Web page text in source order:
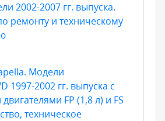
2002-2007 гг. выпуска.
ремонту и техническому
Модели
1997-2002 гг. выпуска с
FP (1,8 л) и FS
техническое